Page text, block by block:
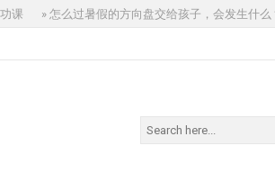
» 怎么过暑假的方向盘交给孩子，会发生什么？